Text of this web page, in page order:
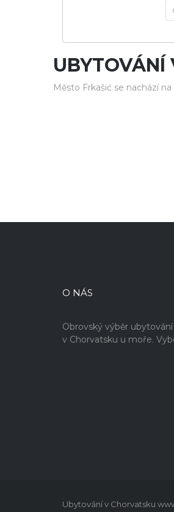
UBYTOVÁNÍ
Město Frkašić se nachází
O NÁS
Obrovský výběr
v Chorvatsku u moře.
Ubytování v Chorvatsku